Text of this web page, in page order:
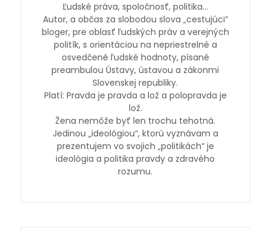
Ľudské práva, spoločnosť, politika…
Autor, a občas za slobodou slova „cestujúci“
bloger, pre oblasť ľudských práv a verejných
politík, s orientáciou na nepriestrelné a
osvedčené ľudské hodnoty, písané
preambulou Ústavy, ústavou a zákonmi
Slovenskej republiky.
Platí: Pravda je pravda a lož a polopravda je
lož.
Žena nemôže byť len trochu tehotná.
Jedinou „ideológiou“, ktorú vyznávam a
prezentujem vo svojich „politikách“ je
ideológia a politika pravdy a zdravého
rozumu.